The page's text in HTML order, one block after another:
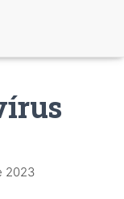
2023